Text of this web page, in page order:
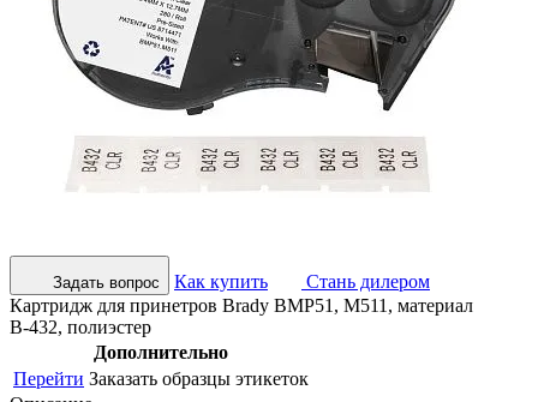
Задать вопрос Как купить
Стань дилером
Картридж для принетров Brady BMP51, M511, материал
В-432, полиэстер
Дополнительно
Перейти Заказать образцы этикеток